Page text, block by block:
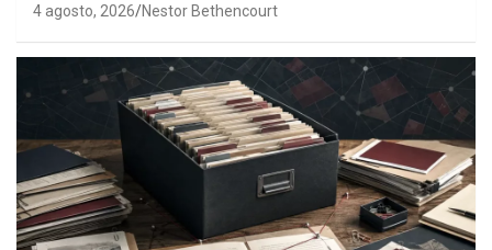
4 agosto, 2026 Nestor Bethencourt